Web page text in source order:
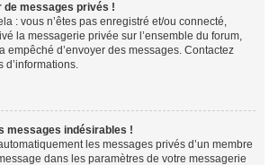
de messages privés !
: vous n’êtes pas enregistré et/ou connecté,
la messagerie privée sur l’ensemble du forum,
empêché d’envoyer des messages. Contactez
d’informations.
messages indésirables !
les messages privés d’un membre
dans les paramètres de votre messagerie